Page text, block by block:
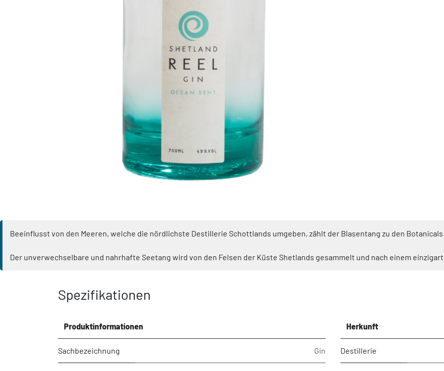
Beeinflusst von den Meeren, welche die nördlichste Destillerie Schottlands umgeben, zählt der Blasentang zu den Botanicals
Der unverwechselbare und nahrhafte Seetang wird von den Felsen der Küste Shetlands gesammelt und nach einem
Spezifikationen
Produktinformationen
Sachbezeichnung Gin
Herkunft
Destillerie